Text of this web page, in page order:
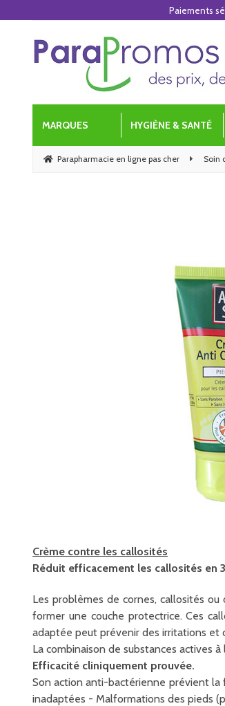
MARQUES HYGIÈNE & SANTÉ
Parapharmacie en ligne pas cher Soin
Crème contre les callosités
Réduit efficacement les callosités en
Les problèmes de cornes, callosités
former une couche protectrice. Ces
adaptée peut prévenir des irritations et
La combinaison de substances actives
Efficacité cliniquement prouvée.
Son action anti-bactérienne prévient la
inadaptées - Malformations des pieds
Paiements